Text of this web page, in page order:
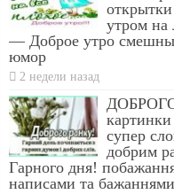
утром на
— Доброе утро
юмор
2 недели назад
картинки
супер
добрим
Гарного дня!
написами та бажаннями